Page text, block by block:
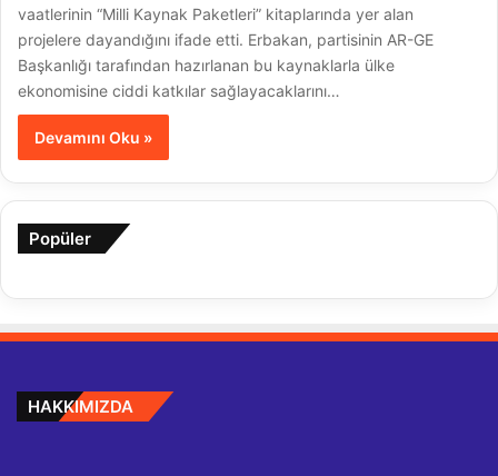
vaatlerinin “Milli Kaynak Paketleri” kitaplarında yer alan
projelere dayandığını ifade etti. Erbakan, partisinin AR-GE
Başkanlığı tarafından hazırlanan bu kaynaklarla ülke
ekonomisine ciddi katkılar sağlayacaklarını…
Devamını Oku »
Popüler
HAKKIMIZDA